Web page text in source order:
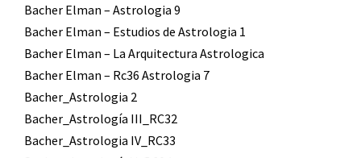
Bacher Elman – Astrologia 9
Bacher Elman – Estudios de Astrologia 1
Bacher Elman – La Arquitectura Astrologica
Bacher Elman – Rc36 Astrologia 7
Bacher_Astrologia 2
Bacher_Astrología III_RC32
Bacher_Astrologia IV_RC33